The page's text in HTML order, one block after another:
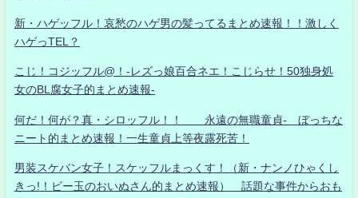
新・ハゲッフル！哀愁のハゲ男の髪ってるまとめ速報！！激しく
ハゲっTEL？
こじ！コジッフル@！-レズっ娘百合ネエ！こじらせ！50独身処
女のBL腐女子的まとめ速報-
何だ！何が？真・シロッフル！！ 永遠の無職童貞- ぼっちな
ニート的まとめ速報！一生童貞上等夜露死苦！
男装スケバン女子！スケッフルまっくす！（新・ナンノひゃくし
きっ!！ビー玉のおいぬさん的まとめ速報） 話題な事件からおも